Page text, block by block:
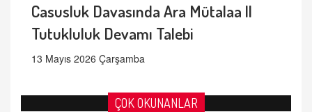
Casusluk Davasında Ara Mütalaa ||
Tutukluluk Devamı Talebi
13 Mayıs 2026 Çarşamba
ÇOK OKUNANLAR